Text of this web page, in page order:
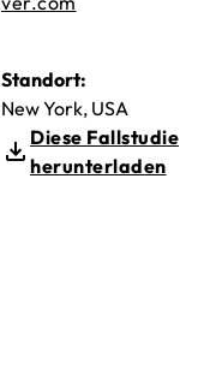
Standort:
New York, USA
Diese Fallstudie
herunterladen